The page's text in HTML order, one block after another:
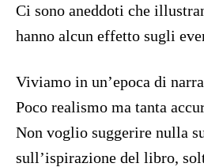
Ci sono aneddoti che
hanno alcun effetto sugli
Viviamo in un’epoca di
Poco realismo ma tanta
Non voglio suggerire nulla
sull’ispirazione del libro,